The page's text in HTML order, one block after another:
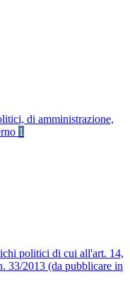
di amministrazione,
1
politici di cui all'art. 14,
33/2013 (da pubblicare in